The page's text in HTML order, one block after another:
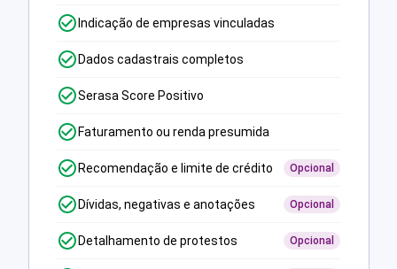
Indicação de empresas vinculadas
Dados cadastrais completos
Serasa Score Positivo
Faturamento ou renda presumida
Recomendação e limite de crédito Opcional
Dívidas, negativas e anotações Opcional
Detalhamento de protestos Opcional